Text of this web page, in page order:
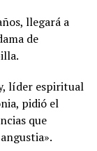
llegará a
de
líder espiritual
pidió el
que